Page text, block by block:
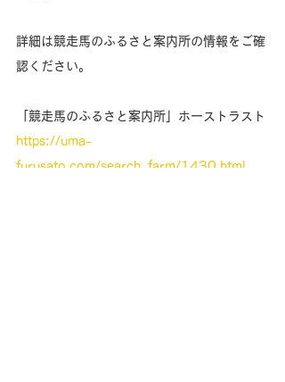
詳細は競走馬のふるさと案内所の情報をご確
認ください。
「競走馬のふるさと案内所」ホーストラスト
https://uma-
furusato.com/search_farm/1430.html